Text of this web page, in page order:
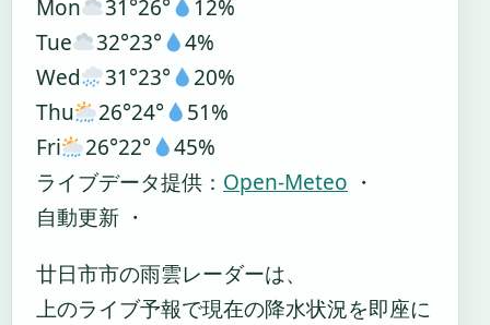
Mon
31°26°
12%
Tue
32°23°
4%
Wed
31°23°
20%
Thu
26°24°
51%
Fri
26°22°
45%
ライブデータ提供： Open-Meteo ・
自動更新 ・
廿日市市の雨雲レーダーは、
上のライブ予報で現在の降水状況を即座に